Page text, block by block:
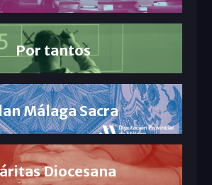
Por tantos
Málaga Sacra
Diocesana